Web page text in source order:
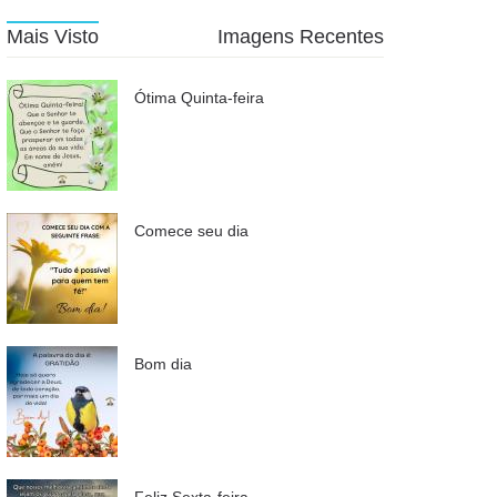
Mais Visto Imagens Recentes
Ótima Quinta-feira
Comece seu dia
Bom dia